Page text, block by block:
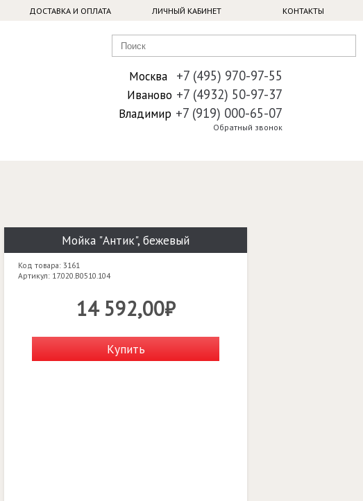
ДОСТАВКА И ОПЛАТА ЛИЧНЫЙ КАБИНЕТ КОНТАКТЫ
Москва +7 (495) 970-97-55
Иваново +7 (4932) 50-97-37
Владимир +7 (919) 000-65-07
Обратный звонок
Мойка "Антик", бежевый
Код товара: 3161
Артикул: 17.020.B0510.104
14 592,00₽
Купить